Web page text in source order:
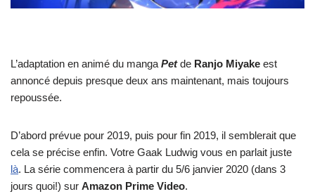
L’adaptation en animé du mangaPetde Ranjo Miyake est
annoncé depuis presque deux ans maintenant, mais toujours
repoussée.
D’abord prévue pour 2019, puis pour fin 2019, il semblerait que
cela se précise enfin. Votre Gaak Ludwig vous en parlait juste
là. La série commencera à partir du 5/6 janvier 2020 (dans 3
jours quoi!) sur Amazon Prime Video.